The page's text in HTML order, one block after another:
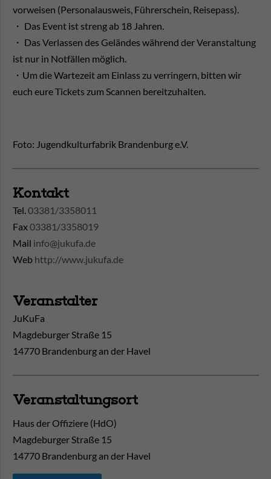
vorweisen (Personalausweis, Führerschein, Reisepass).
・ Das Event ist streng ab 18 Jahren.
・ Das Verlassen des Geländes während der Veranstaltung
ist nur in Notfällen möglich.
・Um die Wartezeit am Einlass zu verringern, bitten wir
euch eure Tickets zum Scannen bereitzuhalten.
Foto: Jugendkulturfabrik Brandenburg e.V.
Kontakt
Tel.03381/3358011
Fax03381/3358019
Mail info@jukufa.de
Web http://www.jukufa.de
Veranstalter
JuKuFa
Magdeburger Straße 15
14770 Brandenburg an der Havel
Veranstaltungsort
Haus der Offiziere (HdO)
Magdeburger Straße 15
14770 Brandenburg an der Havel